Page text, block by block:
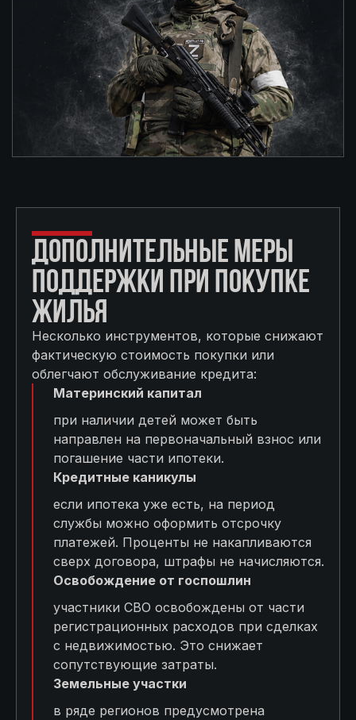
ДОПОЛНИТЕЛЬНЫЕ МЕРЫ
ПОДДЕРЖКИ ПРИ ПОКУПКЕ
ЖИЛЬЯ
Несколько инструментов, которые снижают
фактическую стоимость покупки или
облегчают обслуживание кредита:
Материнский капитал
при наличии детей может быть
направлен на первоначальный взнос или
погашение части ипотеки.
Кредитные каникулы
если ипотека уже есть, на период
службы можно оформить отсрочку
платежей. Проценты не накапливаются
сверх договора, штрафы не начисляются.
Освобождение от госпошлин
участники СВО освобождены от части
регистрационных расходов при сделках
с недвижимостью. Это снижает
сопутствующие затраты.
Земельные участки
в ряде регионов предусмотрена